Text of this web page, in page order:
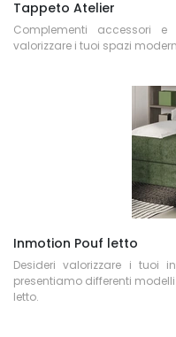
Tappeto Atelier
Complementi accessori
valorizzare i tuoi spazi
Inmotion Pouf letto
Desideri valorizzare i tuoi
presentiamo differenti
letto.